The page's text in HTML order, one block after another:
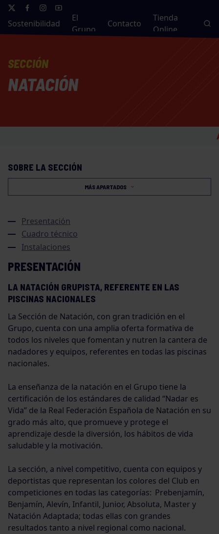
Sostenibilidad
El
Grupo
Contacto
Tienda
Online
SECCIÓN
NATACIÓN
AVISO:
SOBRE LA SECCIÓN
MÁS APARTADOS
Presentación
Cuadro técnico
Instalaciones
PRESENTACIÓN
LA NATACIÓN GRUPISTA, REFERENTE EN LAS
PISCINAS NACIONALES
La Sección de Natación, con gran tradición en el
Grupo, cuenta con una amplia oferta formativa de
todos los niveles que fomentan y nutren la cantera de
nadadores y equipos, referentes en todas las piscinas
nacionales.
La enseñanza de la natación en el Grupo tiene la
certificación de los estándares de calidad “Nadar es
Vida” de la Real Federación Española de Natación en su
grado más alto, que promueve y protege el
aprendizaje desde la diversión, los hábitos de vida
saludable y la motivación.
La sección, a nivel competitivo, cuenta con equipos y
deportistas que representan los colores del Club en
competiciones en todas las categorías: Prebenjamín,
Benjamín, Alevín, Infantil, Junior, Absoluta, Master y
Natación Adaptada; todas ellas con grandes
resultados tanto a nivel regional como nacional.